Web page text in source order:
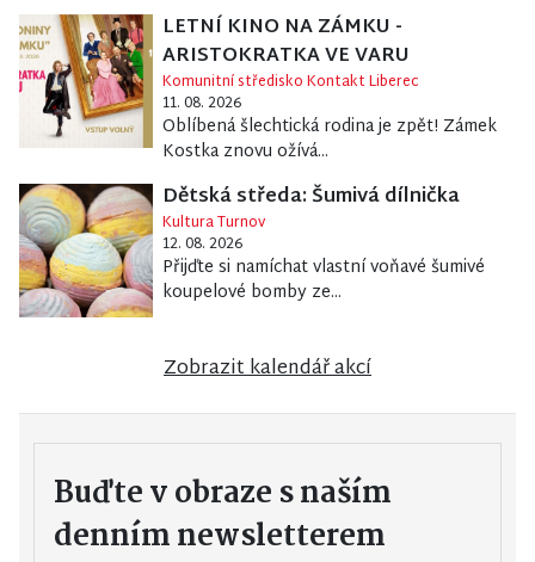
LETNÍ KINO NA ZÁMKU -
ARISTOKRATKA VE VARU
Komunitní středisko Kontakt Liberec
11. 08. 2026
Oblíbená šlechtická rodina je zpět! Zámek
Kostka znovu ožívá...
Dětská středa: Šumivá dílnička
Kultura Turnov
12. 08. 2026
Přijďte si namíchat vlastní voňavé šumivé
koupelové bomby ze...
Zobrazit kalendář akcí
Buďte v obraze s naším
denním newsletterem